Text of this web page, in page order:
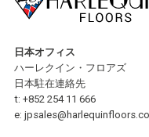
日本オフィス
ハーレクイン・フロアズ
日本駐在連絡先
t: +852 254 11 666
e: